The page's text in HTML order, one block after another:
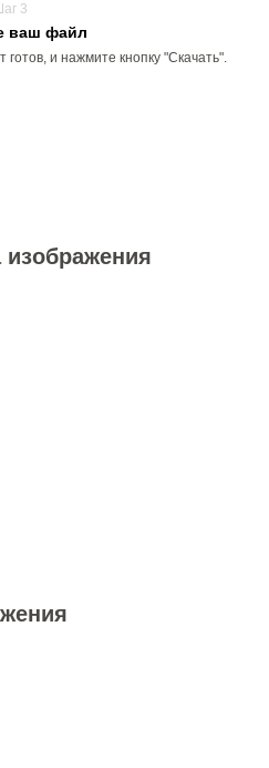
3
ваш файл
и нажмите кнопку "Скачать".